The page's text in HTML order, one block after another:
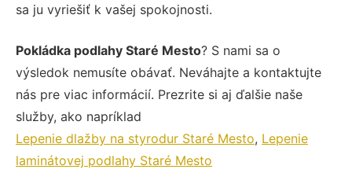
sa ju vyriešiť k vašej spokojnosti.
Pokládka podlahy Staré Mesto? S nami sa o
výsledok nemusíte obávať. Neváhajte a kontaktujte
nás pre viac informácií. Prezrite si aj ďalšie naše
služby, ako napríklad
Lepenie dlažby na styrodur Staré Mesto, Lepenie
laminátovej podlahy Staré Mesto